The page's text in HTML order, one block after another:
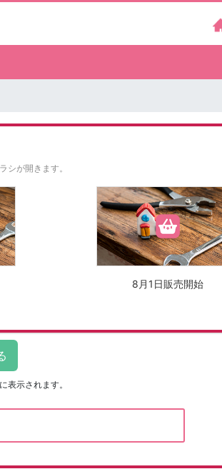
シが開きます。
8月1日販売開始
表示されます。